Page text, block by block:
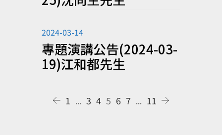
2024-03-14
專題演講公告(2024-03-
19)江和都先生
1 ... 3 4 5 6 7 ... 11